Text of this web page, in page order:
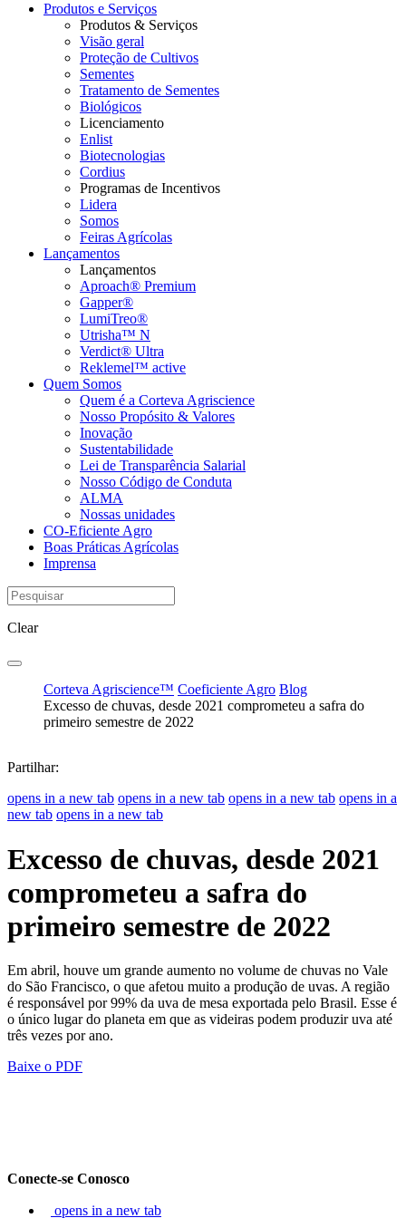
Produtos e Serviços
Produtos & Serviços
Visão geral
Proteção de Cultivos
Sementes
Tratamento de Sementes
Biológicos
Licenciamento
Enlist
Biotecnologias
Cordius
Programas de Incentivos
Lidera
Somos
Feiras Agrícolas
Lançamentos
Lançamentos
Aproach® Premium
Gapper®
LumiTreo®
Utrisha™ N
Verdict® Ultra
Reklemel™ active
Quem Somos
Quem é a Corteva Agriscience
Nosso Propósito & Valores
Inovação
Sustentabilidade
Lei de Transparência Salarial
Nosso Código de Conduta
ALMA
Nossas unidades
CO-Eficiente Agro
Boas Práticas Agrícolas
Imprensa
Clear
Corteva Agriscience™ Coeficiente Agro Blog
Excesso de chuvas, desde 2021 comprometeu a safra do
primeiro semestre de 2022
Partilhar:
opens in a new tab opens in a new tab opens in a new tab opens in a
new tab opens in a new tab
Excesso de chuvas, desde 2021
comprometeu a safra do
primeiro semestre de 2022
Em abril, houve um grande aumento no volume de chuvas no Vale
do São Francisco, o que afetou muito a produção de uvas. A região
é responsável por 99% da uva de mesa exportada pelo Brasil. Esse é
o único lugar do planeta em que as videiras podem produzir uva até
três vezes por ano.
Baixe o PDF
Conecte-se Conosco
opens in a new tab